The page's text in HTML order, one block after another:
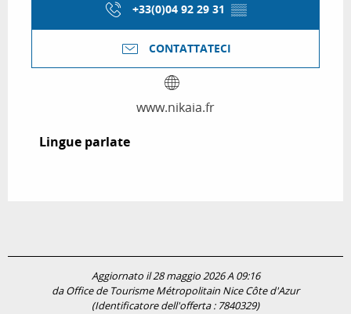
+33(0)04 92 29 31 ▒▒
CONTATTATECI
www.nikaia.fr
Lingue parlate
Lingue parlate
Aggiornato il 28 maggio 2026 A 09:16
da Office de Tourisme Métropolitain Nice Côte d'Azur
(Identificatore dell'offerta : 7840329)